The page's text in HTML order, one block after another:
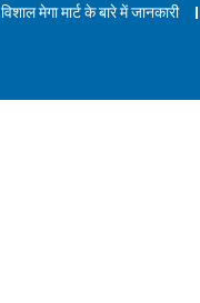
विशाल मेगा मार्ट के बारे में जानकारी